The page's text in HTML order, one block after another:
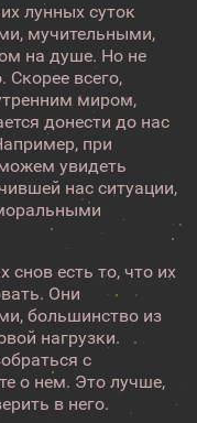
лунных суток
мучительными,
на душе. Но не
Скорее всего,
миром,
донести до нас
при
увидеть
нас ситуации,
есть то, что их
Они
большинство из
нагрузки.
с
о нем. Это лучше,
в него.